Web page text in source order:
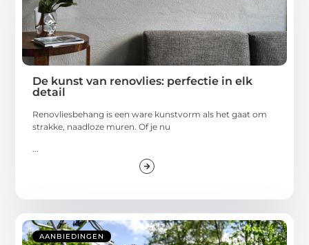
De kunst van renovlies: perfectie in elk
detail
Renovliesbehang is een ware kunstvorm als het gaat om
strakke, naadloze muren. Of je nu
...
AANBIEDINGEN